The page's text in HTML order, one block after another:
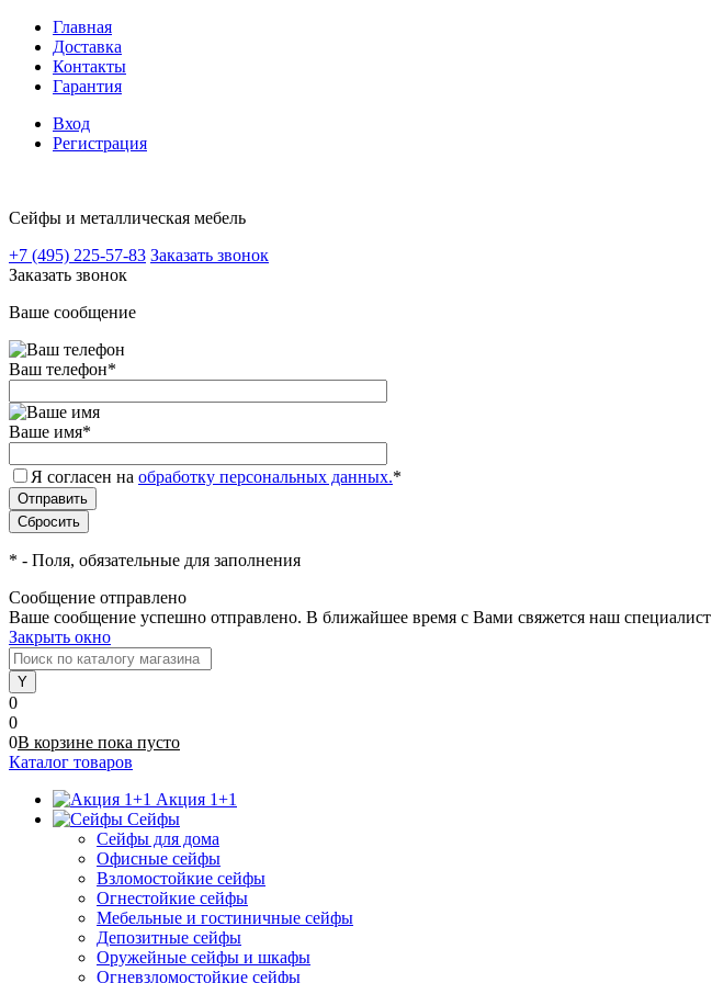
Главная
Доставка
Контакты
Гарантия
Вход
Регистрация
Сейфы и металлическая мебель
+7 (495) 225-57-83 Заказать звонок
Заказать звонок
Ваше сообщение
Ваш телефон*
Ваше имя*
Я согласен на обработку персональных данных.*
* - Поля, обязательные для заполнения
Сообщение отправлено
Ваше сообщение успешно отправлено. В ближайшее время с Вами свяжется наш специалист
Закрыть окно
0
0
0В корзине пока пусто
Каталог товаров
Акция 1+1
Сейфы
Сейфы для дома
Офисные сейфы
Взломостойкие сейфы
Огнестойкие сейфы
Мебельные и гостиничные сейфы
Депозитные сейфы
Оружейные сейфы и шкафы
Огневзломостойкие сейфы